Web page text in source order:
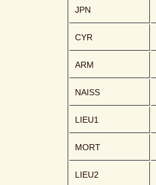
JPN
CYR
ARM
NAISS
LIEU1
MORT
LIEU2